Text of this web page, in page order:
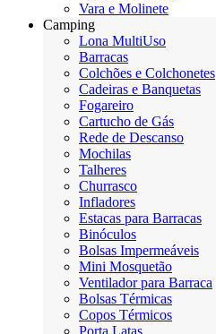
Vara e Molinete
Camping
Lona MultiUso
Barracas
Colchões e Colchonetes
Cadeiras e Banquetas
Fogareiro
Cartucho de Gás
Rede de Descanso
Mochilas
Talheres
Churrasco
Infladores
Estacas para Barracas
Binóculos
Bolsas Impermeáveis
Mini Mosquetão
Ventilador para Barraca
Bolsas Térmicas
Copos Térmicos
Porta Latas